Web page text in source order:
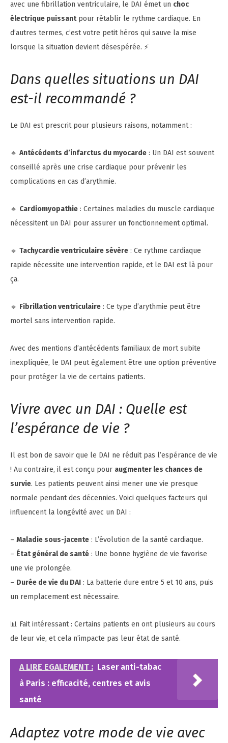
avec une fibrillation ventriculaire, le DAI émet un choc
électrique puissantpour rétablir le rythme cardiaque. En
d’autres termes, c’est votre petit héros qui sauve la mise
lorsque la situation devient désespérée. ⚡
Dans quelles situations un DAI
est-il recommandé ?
Le DAI est prescrit pour plusieurs raisons, notamment :
🔹 Antécédents d’infarctus du myocarde : Un DAI est souvent
conseillé après une crise cardiaque pour prévenir les
complications en cas d’arythmie.
🔹 Cardiomyopathie : Certaines maladies du muscle cardiaque
nécessitent un DAI pour assurer un fonctionnement optimal.
🔹 Tachycardie ventriculaire sévère : Ce rythme cardiaque
rapide nécessite une intervention rapide, et le DAI est là pour
ça.
🔹 Fibrillation ventriculaire : Ce type d’arythmie peut être
mortel sans intervention rapide.
Avec des mentions d’antécédents familiaux de mort subite
inexpliquée, le DAI peut également être une option préventive
pour protéger la vie de certains patients.
Vivre avec un DAI : Quelle est
l’espérance de vie ?
Il est bon de savoir que le DAI ne réduit pas l’espérance de vie
! Au contraire, il est conçu pour augmenter les chances de
survie. Les patients peuvent ainsi mener une vie presque
normale pendant des décennies. Voici quelques facteurs qui
influencent la longévité avec un DAI :
– Maladie sous-jacente : L’évolution de la santé cardiaque.
– État général de santé : Une bonne hygiène de vie favorise
une vie prolongée.
– Durée de vie du DAI : La batterie dure entre 5 et 10 ans, puis
un remplacement est nécessaire.
📊 Fait intéressant : Certains patients en ont plusieurs au cours
de leur vie, et cela n’impacte pas leur état de santé.
A LIRE EGALEMENT : Laser anti-tabac
à Paris : efficacité, centres et avis
santé
Adaptez votre mode de vie avec